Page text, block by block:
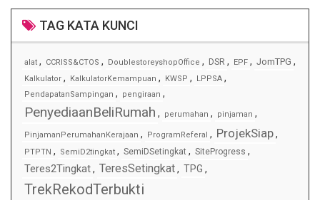
TAG KATA KUNCI
alat , CCRISS&CTOS , DoublestoreyshopOffice , DSR , EPF , JomTPG ,
Kalkulator , KalkulatorKemampuan , KWSP , LPPSA ,
PendapatanSampingan , pengiraan ,
PenyediaanBeliRumah , perumahan , pinjaman ,
PinjamanPerumahanKerajaan , ProgramReferal , ProjekSiap,
PTPTN , SemiD2tingkat , SemiDSetingkat , SiteProgress ,
Teres2Tingkat, TeresSetingkat, TPG ,
TrekRekodTerbukti